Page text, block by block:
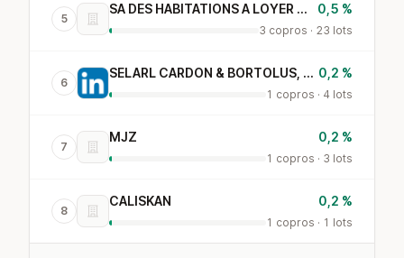
5
SA DES HABITATIONS A LOYER MODERE 0,5 %
3 copros · 23 lots
6
SELARL CARDON & BORTOLUS, ADMINISTRATEURS JUDICIAI 0,2 %
1 copros · 4 lots
7
MJZ 0,2 %
1 copros · 3 lots
8
CALISKAN 0,2 %
1 copros · 1 lots